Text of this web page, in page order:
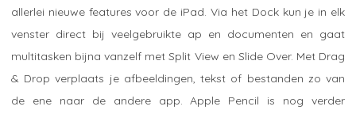
allerlei nieuwe features voor de iPad. Via het Dock kun je in elk
venster direct bij veelgebruikte ap en documenten en gaat
multitasken bijna vanzelf met Split View en Slide Over. Met Drag
& Drop verplaats je afbeeldingen, tekst of bestanden zo van
de ene naar de andere app. Apple Pencil is nog verder